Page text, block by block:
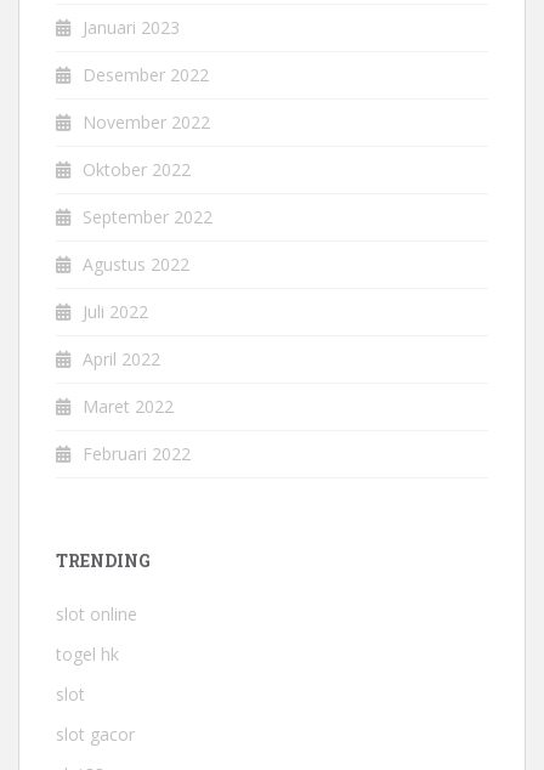
Januari 2023
Desember 2022
November 2022
Oktober 2022
September 2022
Agustus 2022
Juli 2022
April 2022
Maret 2022
Februari 2022
TRENDING
slot online
togel hk
slot
slot gacor